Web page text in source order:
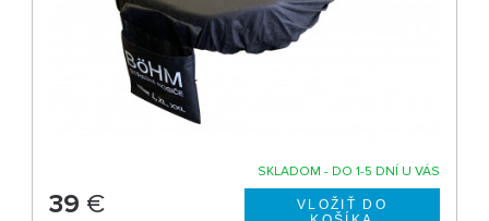
SKLADOM - DO 1-5 DNÍ U VÁS
39 €